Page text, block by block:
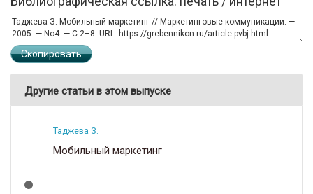
Скопировать
Другие статьи в этом выпуске
Таджева З.
Мобильный маркетинг